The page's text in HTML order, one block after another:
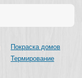
Покраска домов
Термирование